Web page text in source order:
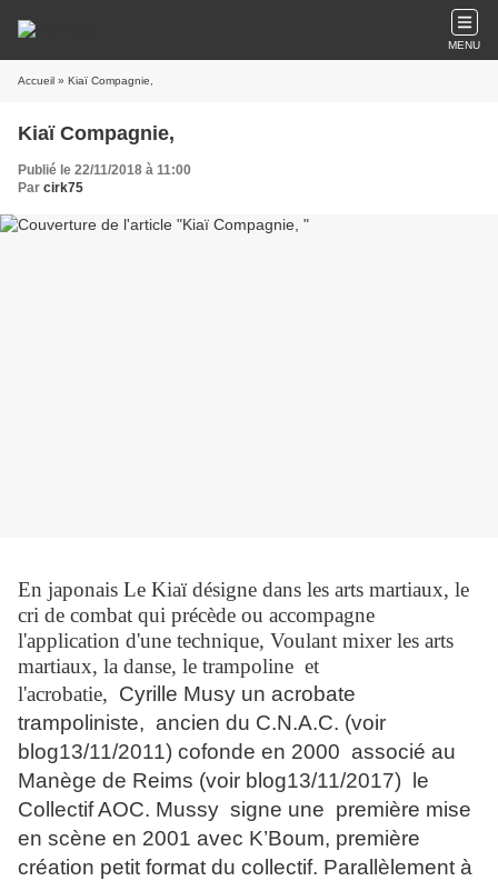
MENU
Accueil » Kiaï Compagnie,
Kiaï Compagnie,
Publié le 22/11/2018 à 11:00
Par cirk75
En japonais Le Kiaï désigne dans les arts martiaux, le
cri de combat qui précède ou accompagne
l'application d'une technique, Voulant mixer les arts
martiaux, la danse, le trampoline et
l'acrobatie, Cyrille Musy un acrobate
trampoliniste, ancien du C.N.A.C. (voir
blog13/11/2011) cofonde en 2000 associé au
Manège de Reims (voir blog13/11/2017) le
Collectif AOC. Mussy signe une première mise
en scène en 2001 avec K’Boum, première
création petit format du collectif. Parallèlement à